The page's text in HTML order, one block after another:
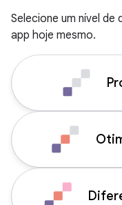
Selecione um nível
app hoje mesmo.